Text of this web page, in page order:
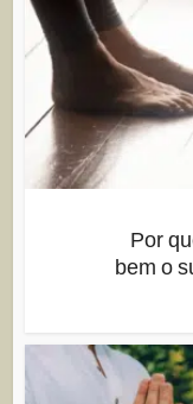
Por
bem o